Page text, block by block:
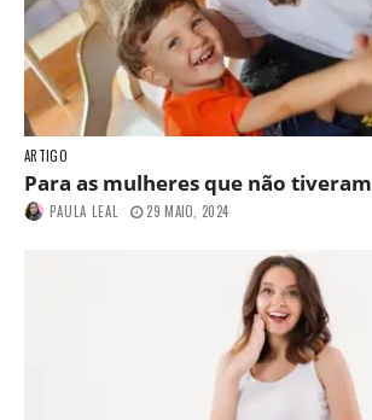
ARTIGO
Para as mulheres que não
PAULA LEAL 29 MAIO, 2024